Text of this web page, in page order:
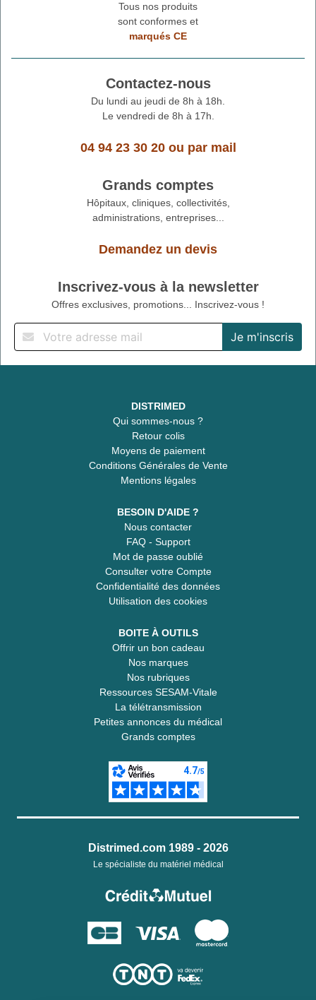
Tous nos produits
sont conformes et
marqués CE
Contactez-nous
Du lundi au jeudi de 8h à 18h.
Le vendredi de 8h à 17h.
04 94 23 30 20ou par mail
Grands comptes
Hôpitaux, cliniques, collectivités,
administrations, entreprises...
Demandez un devis
Inscrivez-vous à la newsletter
Offres exclusives, promotions... Inscrivez-vous !
DISTRIMED
Qui sommes-nous ?
Retour colis
Moyens de paiement
Conditions Générales de Vente
Mentions légales
BESOIN D'AIDE ?
Nous contacter
FAQ - Support
Mot de passe oublié
Consulter votre Compte
Confidentialité des données
Utilisation des cookies
BOITE À OUTILS
Offrir un bon cadeau
Nos marques
Nos rubriques
Ressources SESAM-Vitale
La télétransmission
Petites annonces du médical
Grands comptes
Distrimed.com 1989 - 2026
Le spécialiste du matériel médical